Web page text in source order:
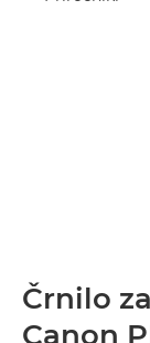
Črnilo
Canon